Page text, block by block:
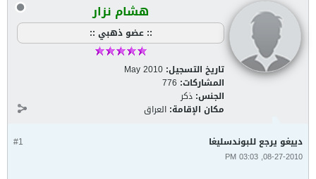
هشام نزار
:: عضو ذهبي ::
تاريخ التسجيل: May 2010
المشاركات: 776
الجنس: ذكر
مكان الإقامة: العراق
#1 دييغو يرجع للبوندسليغا
08-27-2010, 03:03 PM